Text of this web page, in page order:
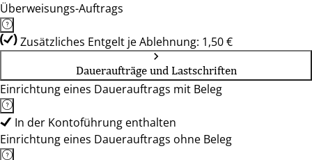
Überweisungs-Auftrags
Zusätzliches Entgelt je Ablehnung: 1,50 €
Daueraufträge und Lastschriften
Einrichtung eines Dauerauftrags mit Beleg
In der Kontoführung enthalten
Einrichtung eines Dauerauftrags ohne Beleg